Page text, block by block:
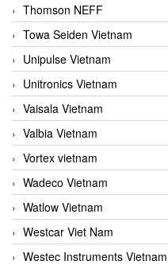
Thomson NEFF
Towa Seiden Vietnam
Unipulse Vietnam
Unitronics Vietnam
Vaisala Vietnam
Valbia Vietnam
Vortex vietnam
Wadeco Vietnam
Watlow Vietnam
Westcar Viet Nam
Westec Instruments Vietnam